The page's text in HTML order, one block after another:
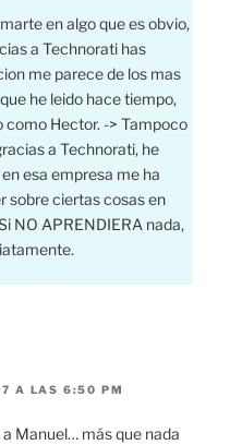
en algo que es obvio,
a Technorati has
me parece de los mas
he leido hace tiempo,
como Hector. -> Tampoco
a Technorati, he
esa empresa me ha
sobre ciertas cosas en
NO APRENDIERA nada,
A LAS 6:50 PM
Manuel… más que nada